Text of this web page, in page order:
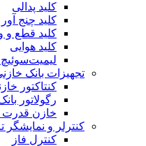
کلید پدالی
کلید چنج
کلید قطع و
کلید هوایی
تجهیزات بانک
کنتاکتور
رگولاتور
خازن قدرت
کنترلر و نمایشگر
کنترل فاز